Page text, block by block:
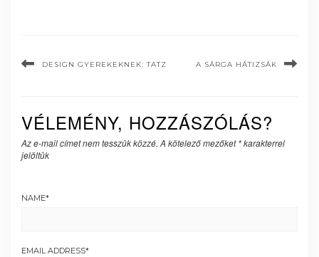
DESIGN GYEREKEKNEK: TATZ A SÁRGA HÁTIZSÁK
VÉLEMÉNY, HOZZÁSZÓLÁS?
Az e-mail címet nem tesszük közzé. A kötelező mezőket*karakterrel
jelöltük
NAME*
EMAIL ADDRESS*